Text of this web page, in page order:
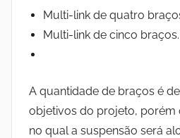
Multi-link de quatro
Multi-link de cinco braços.
A quantidade de braços é
objetivos do projeto, porém
no qual a suspensão será